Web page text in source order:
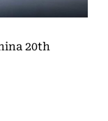
20th